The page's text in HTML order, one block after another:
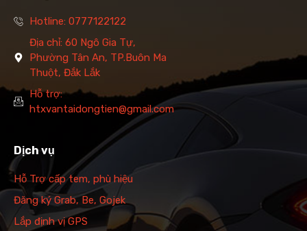
Hotline: 0777122122
Địa chỉ: 60 Ngô Gia Tự,
Phường Tân An, TP.Buôn Ma
Thuột, Đắk Lắk
Hỗ trợ:
htxvantaidongtien@gmail.com
Dịch vụ
Hỗ Trợ cấp tem, phù hiệu
Đăng ký Grab, Be, Gojek
Lắp định vị GPS